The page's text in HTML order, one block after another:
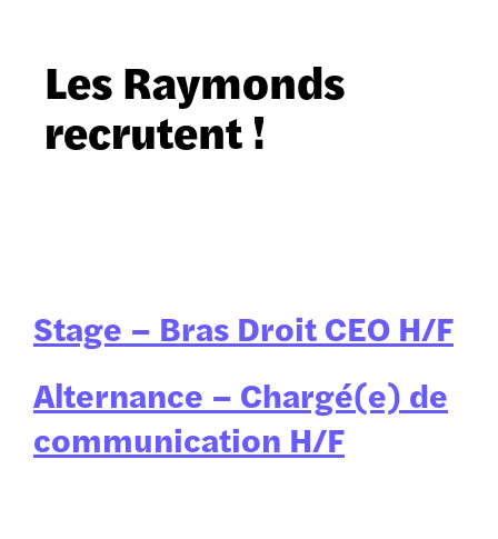
Les Raymonds
recrutent !
Stage – Bras Droit CEO H/F
Alternance – Chargé(e) de
communication H/F